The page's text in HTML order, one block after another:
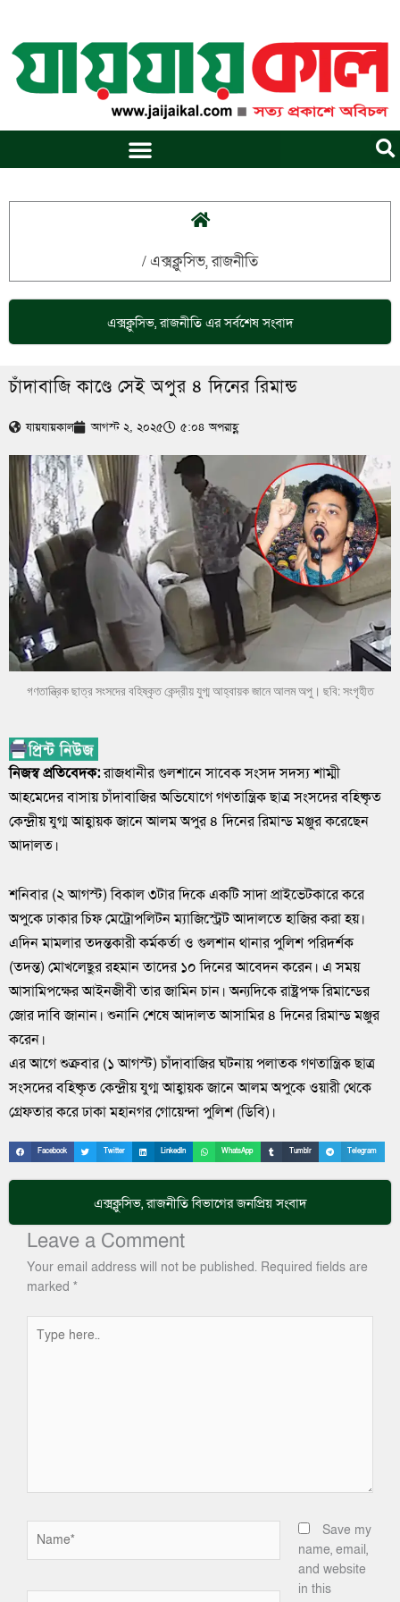
content
/এক্সক্লুসিভ,রাজনীতি
এক্সক্লুসিভ,রাজনীতিএর সর্বশেষ সংবাদ
চাঁদাবাজি কাণ্ডে সেই অপুর ৪ দিনের রিমান্ড
যায়যায়কাল আগস্ট ২, ২০২৫ ৫:০৪ অপরাহ্ণ
গণতান্ত্রিক ছাত্র সংসদের বহিষ্কৃত কেন্দ্রীয় যুগ্ম আহ্বায়ক জানে আলম অপু। ছবি: সংগৃহীত
নিজস্ব প্রতিবেদক:রাজধানীর গুলশানে সাবেক সংসদ সদস্য শাম্মী
আহমেদের বাসায় চাঁদাবাজির অভিযোগে গণতান্ত্রিক ছাত্র সংসদের বহিষ্কৃত
কেন্দ্রীয় যুগ্ম আহ্বায়ক জানে আলম অপুর ৪ দিনের রিমান্ড মঞ্জুর করেছেন
আদালত।
শনিবার (২ আগস্ট) বিকাল ৩টার দিকে একটি সাদা প্রাইভেটকারে করে
অপুকে ঢাকার চিফ মেট্রোপলিটন ম্যাজিস্ট্রেট আদালতে হাজির করা হয়।
এদিন মামলার তদন্তকারী কর্মকর্তা ও গুলশান থানার পুলিশ পরিদর্শক
(তদন্ত) মোখলেছুর রহমান তাদের ১০ দিনের আবেদন করেন। এ সময়
আসামিপক্ষের আইনজীবী তার জামিন চান। অন্যদিকে রাষ্ট্রপক্ষ রিমান্ডের
জোর দাবি জানান। শুনানি শেষে আদালত আসামির ৪ দিনের রিমান্ড মঞ্জুর
করেন।
এর আগে শুক্রবার (১ আগস্ট) চাঁদাবাজির ঘটনায় পলাতক গণতান্ত্রিক ছাত্র
সংসদের বহিষ্কৃত কেন্দ্রীয় যুগ্ম আহ্বায়ক জানে আলম অপুকে ওয়ারী থেকে
গ্রেফতার করে ঢাকা মহানগর গোয়েন্দা পুলিশ (ডিবি)।
Facebook Twitter LinkedIn WhatsApp Tumblr Telegram
এক্সক্লুসিভ,রাজনীতিবিভাগের জনপ্রিয় সংবাদ
Leave a Comment
Your email address will not be published. Required fields are
marked *
here..
Save my
name, email,
and website
in this